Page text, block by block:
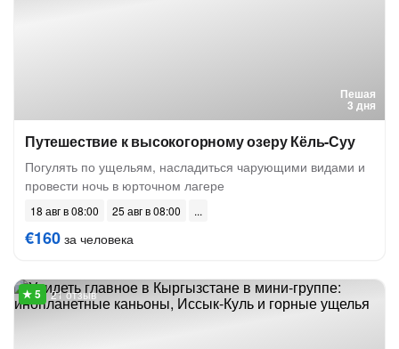
Пешая
3 дня
Путешествие к высокогорному озеру Кёль-Суу
Погулять по ущельям, насладиться чарующими видами и
провести ночь в юрточном лагере
18 авг в 08:00 25 авг в 08:00
€160 за человека
21 отзыв